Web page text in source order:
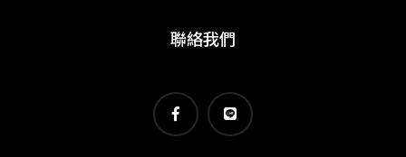
聯絡我們